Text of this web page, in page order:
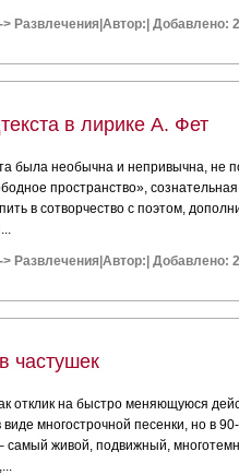
-> Развлечения |Автор: Добавлено:
в лирике А. Фет
была необычна и непривычна, не
пространство»,
в сотворчество с поэтом,
-> Развлечения |Автор: Добавлено:
частушек
отклик на быстро меняющуюся
виде многострочной песенки, но в
самый живой, подвижный,